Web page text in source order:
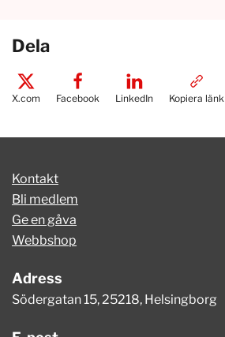
Dela
X.com Facebook LinkedIn Kopiera länk
Kontakt
Bli medlem
Ge en gåva
Webbshop
Adress
Södergatan 15, 25218, Helsingborg